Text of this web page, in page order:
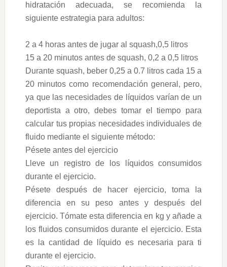
hidratación adecuada, se recomienda la
siguiente estrategia para adultos:
2 a 4 horas antes de jugar al squash,0,5 litros
15 a 20 minutos antes de squash, 0,2 a 0,5 litros
Durante squash, beber 0,25 a 0.7 litros cada 15 a
20 minutos como recomendación general, pero,
ya que las necesidades de líquidos varían de un
deportista a otro, debes tomar el tiempo para
calcular tus propias necesidades individuales de
fluido mediante el siguiente método:
Pésete antes del ejercicio
Lleve un registro de los líquidos consumidos
durante el ejercicio.
Pésete después de hacer ejercicio, toma la
diferencia en su peso antes y después del
ejercicio. Tómate esta diferencia en kg y añade a
los fluidos consumidos durante el ejercicio. Esta
es la cantidad de líquido es necesaria para ti
durante el ejercicio.